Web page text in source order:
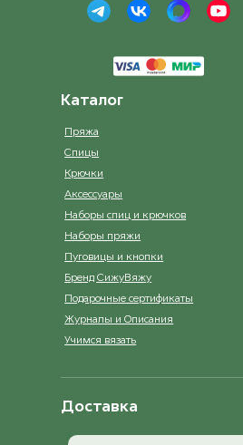
Каталог
Пряжа
Спицы
Крючки
Аксессуары
Наборы спиц и крючков
Наборы пряжи
Пуговицы и кнопки
Бренд СижуВяжу
Подарочные сертификаты
Журналы и Описания
Учимся вязать
Доставка